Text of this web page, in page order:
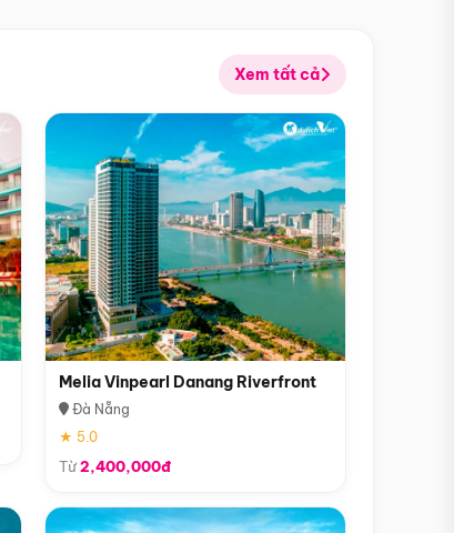
Xem tất cả
Melia Vinpearl Danang Riverfront
Đà Nẵng
★ 5.0
Từ2,400,000đ